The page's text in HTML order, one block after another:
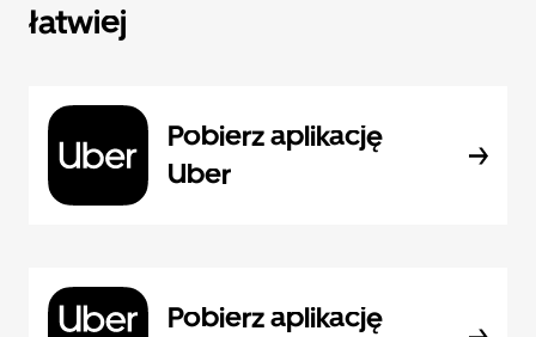
łatwiej
Pobierz aplikację
Uber
Pobierz aplikację